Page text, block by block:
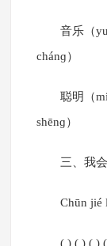
音乐（
chánɡ）
聪明（
shēnɡ）
三、我会
Chūn jié
( ) ( ) ( )